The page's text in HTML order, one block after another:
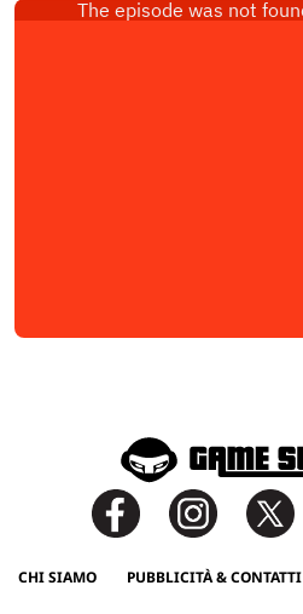
CHI SIAMO PUBBLICITÀ & CONTATTI